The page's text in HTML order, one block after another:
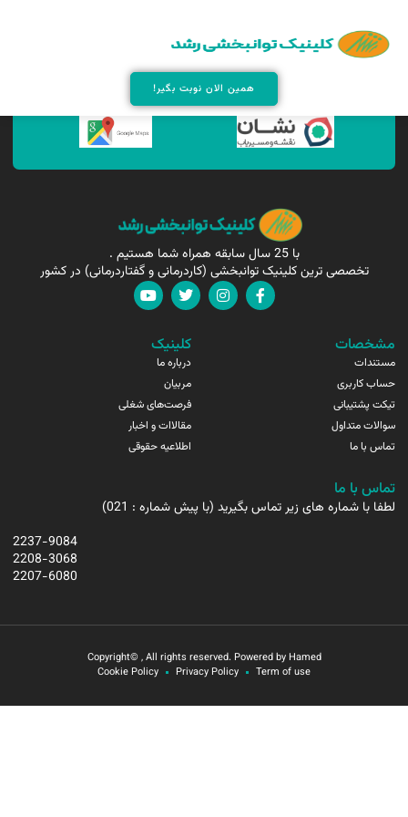
همین الان نوبت بگیر!
همین الان مارا پیدا کنید !
با 25 سال سابقه همراه شما هستیم .
تخصصی ترین کلینیک توانبخشی (کاردرمانی و گفتاردرمانی) در کشور
مشخصات
مستندات
حساب کاربری
تیکت پشتیبانی
سوالات متداول
تماس با ما
کلینیک
درباره ما
مربیان
فرصت‌های شغلی
مقالاات و اخبار
اطلاعیه حقوقی
تماس با ما
لطفا با شماره های زیر تماس بگیرید (با پیش شماره : 021)
2237-9084
2208-3068
2207-6080
Copyright© , All rights reserved. Powered by Hamed
Term of use
Privacy Policy
Cookie Policy